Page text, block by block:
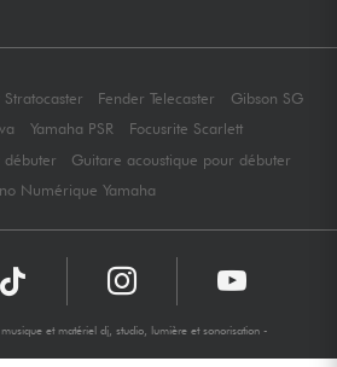
Stratocaster Fender Telecaster
Gibson SG
Yamaha PSR
Focusrite Scarlett
Guitare acoustique pour débuter
Numérique Yamaha
et matériel dj, studio, lumière et sonorisation -